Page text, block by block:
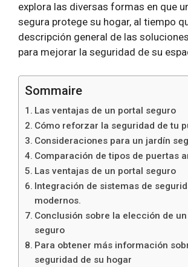
explora las diversas formas en que
segura protege su hogar, al tiempo
descripción general de las
para mejorar la seguridad de su
Sommaire
Las ventajas de un portal seguro
Cómo reforzar la seguridad de tu
Consideraciones para un jardín
Comparación de tipos de puertas
Las ventajas de un portal seguro
Integración de sistemas de
modernos.
Conclusión sobre la elección de
seguro
Para obtener más información
seguridad de su hogar